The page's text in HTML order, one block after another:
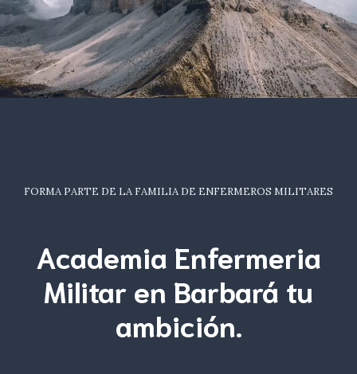
FORMA PARTE DE LA FAMILIA DE ENFERMEROS MILITARES
Academia Enfermeria
Militar en Barbará tu
ambición.